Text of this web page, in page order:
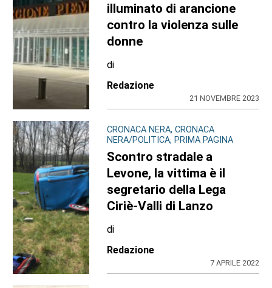
illuminato di arancione
contro la violenza sulle
donne
di
Redazione
21 NOVEMBRE 2023
CRONACA NERA, CRONACA
NERA/POLITICA, PRIMA PAGINA
Scontro stradale a
Levone, la vittima è il
segretario della Lega
Ciriè-Valli di Lanzo
di
Redazione
7 APRILE 2022